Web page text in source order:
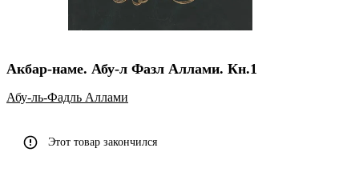
Акбар-наме. Абу-л Фазл Аллами. Кн.1
Абу-ль-Фадль Аллами
Этот товар закончился